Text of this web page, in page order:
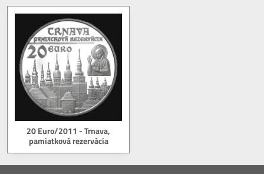
20 Euro/2011 - Trnava,
pamiatková rezervácia